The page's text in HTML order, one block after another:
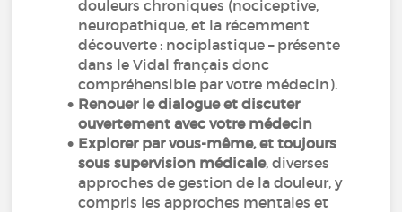
douleurs chroniques (nociceptive,
neuropathique, et la récemment
découverte : nociplastique – présente
dans le Vidal français donc
compréhensible par votre médecin).
Renouer le dialogue et discuter
ouvertement avec votre médecin
Explorer par vous-même, et toujours
sous supervision médicale, diverses
approches de gestion de la douleur, y
compris les approches mentales et